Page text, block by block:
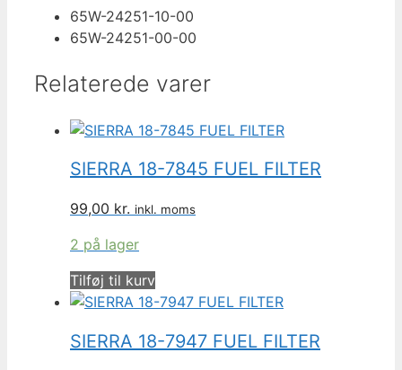
65W-24251-10-00
65W-24251-00-00
Relaterede varer
SIERRA 18-7845 FUEL FILTER
99,00 kr. inkl. moms
2 på lager
Tilføj til kurv
SIERRA 18-7947 FUEL FILTER